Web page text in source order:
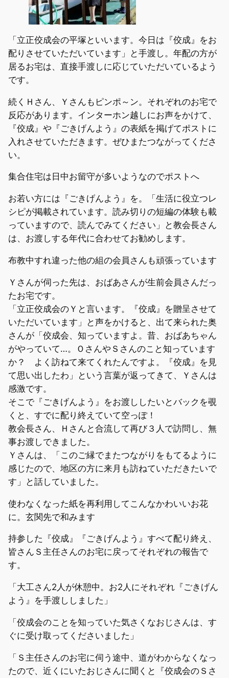
「立正佼成会の平塚といいます。今日は『佼成』をお
配りさせていただいています」と手渡し。年配の方が
居るお宅は、直接手渡しに応じていただいているよう
です。
続くＨさん、Ｙさんもピンポ～ン。それぞれのお宅で
反応があります。インターホン越しにお声をかけて、
『佼成』や『ごきげんよう』の表紙を掲げてポストに
入れさせていただきます。ぜひまたつながってくださ
い。
集合住宅は日中お留守が多いようなのでポストへ
お若い方には『ごきげんよう』を。「生活に役立つレ
シピが掲載されています。読み切りの短編の体験も載
っていますので、読んでみてください」と教会長さん
は、お渡しする年代に合わせてお勧めします。
布教中すれ違った他の組の会員さんも頑張っています
Ｙさんが伺った先は、おばあさんが生前会員さんだっ
たお宅です。
「立正佼成会のＹと言います。『佼成』を贈呈させて
いただいています」と声をかけると、出て来られた奥
さんが「佼成会、知っていますよ。昔、おばあちゃん
がやっていて…。ＯさんやＳさんのこと知っています
か？ よく訪ねて来てくれたんですよ。『佼成』を見
て思い出したわ」という言葉が返ってきて、Ｙさんは
感激です。
そこで『ごきげんよう』をお渡ししたいとバックを覗
くと、すでに配り終えていて空っぽ！
教会長さん、Ｈさんと合流して再び３人で訪問し、無
事お渡しできました。
Ｙさんは、「このご縁でまたつながりをもてるように
感じたので、地区の方に来月も訪ねていただきたいで
す」と話していました。
使わなくなった紙を再利用してこんなかわいいお花
に。玄関先で和みます
持参した『佼成』『ごきげんよう』すべて配り終え、
皆さんＳ主任さんのお宅に戻ってそれぞれの報告で
す。
「大工さん2人が休憩中。お2人にそれぞれ『ごきげん
よう』を手渡ししました」
「佼成会のことを知っていた気さくなおじさんは、す
ぐに受け取ってくださいました」
「Ｓ主任さんのお宅に伺う途中、道がわからなくなっ
たので、近くにいたおじさんに聞くと『佼成会のＳさ